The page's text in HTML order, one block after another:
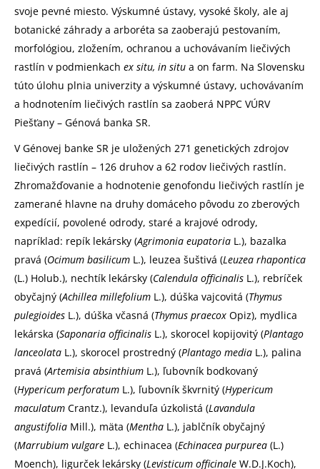
svoje pevné miesto. Výskumné ústavy, vysoké školy, ale aj
botanické záhrady a arboréta sa zaoberajú pestovaním,
morfológiou, zložením, ochranou a uchovávaním liečivých
rastlín v podmienkach ex situ, in situ a on farm. Na Slovensku
túto úlohu plnia univerzity a výskumné ústavy, uchovávaním
a hodnotením liečivých rastlín sa zaoberá NPPC VÚRV
Piešťany – Génová banka SR.
V Génovej banke SR je uložených 271 genetických zdrojov
liečivých rastlín – 126 druhov a 62 rodov liečivých rastlín.
Zhromažďovanie a hodnotenie genofondu liečivých rastlín je
zamerané hlavne na druhy domáceho pôvodu zo zberových
expedícií, povolené odrody, staré a krajové odrody,
napríklad: repík lekársky (Agrimonia eupatoria L.), bazalka
pravá (Ocimum basilicum L.), leuzea šuštivá (Leuzea rhapontica
(L.) Holub.), nechtík lekársky (Calendula officinalis L.), rebríček
obyčajný (Achillea millefolium L.), dúška vajcovitá (Thymus
pulegioides L.), dúška včasná (Thymus praecox Opiz), mydlica
lekárska (Saponaria officinalis L.), skorocel kopijovitý (Plantago
lanceolata L.), skorocel prostredný (Plantago media L.), palina
pravá (Artemisia absinthium L.), ľubovník bodkovaný
(Hypericum perforatum L.), ľubovník škvrnitý (Hypericum
maculatum Crantz.), levanduľa úzkolistá (Lavandula
angustifolia Mill.), mäta (Mentha L.), jablčník obyčajný
(Marrubium vulgare L.), echinacea (Echinacea purpurea (L.)
Moench), ligurček lekársky (Levisticum officinale W.D.J.Koch),